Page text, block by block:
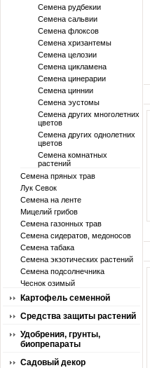
Семена рудбекии
Семена сальвии
Семена флоксов
Семена хризантемы
Семена целозии
Семена цикламена
Семена цинерарии
Семена циннии
Семена эустомы
Семена других многолетних
цветов
Семена других однолетних
цветов
Семена комнатных
растений
Семена пряных трав
Лук Севок
Семена на ленте
Мицелий грибов
Семена газонных трав
Семена сидератов, медоносов
Семена табака
Семена экзотических растений
Семена подсолнечника
Чеснок озимый
Картофель семенной
Средства защиты растений
Удобрения, грунты,
биопрепараты
Садовый декор